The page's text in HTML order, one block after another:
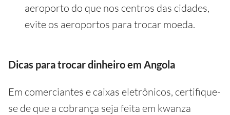
aeroporto do que nos centros das cidades,
evite os aeroportos para trocar moeda.
Dicas para trocar dinheiro em Angola
Em comerciantes e caixas eletrônicos, certifique-
se de que a cobrança seja feita em kwanza